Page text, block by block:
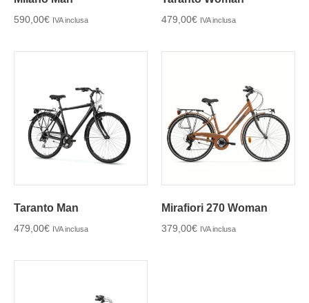
590,00€ IVA inclusa 479,00€ IVA inclusa
Taranto Man
479,00€ IVA inclusa
Mirafiori 270 Woman
379,00€ IVA inclusa